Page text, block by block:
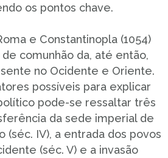
os pontos chave.
e Constantinopla (1054)
comunhão da, até então,
no Ocidente e Oriente.
possíveis para explicar
pode-se ressaltar três
da sede imperial de
(séc. IV), a entrada dos povos
(séc. V) e a invasão